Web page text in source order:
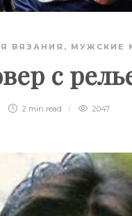
ВЯЗАНИЯ , МУЖСКИЕ
с
2 min read 2047